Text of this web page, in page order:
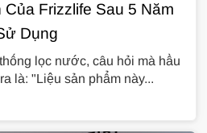
Frizzlife Sau 5 Năm
Dụng
lọc nước, câu hỏi mà hầu
là: "Liệu sản phẩm này...